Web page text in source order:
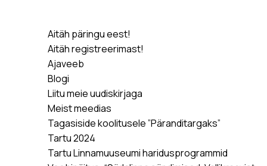
Aitäh päringu eest!
Aitäh registreerimast!
Ajaveeb
Blogi
Liitu meie uudiskirjaga
Meist meedias
Tagasiside koolitusele ”Päranditargaks”
Tartu 2024
Tartu Linnamuuseumi haridusprogrammid